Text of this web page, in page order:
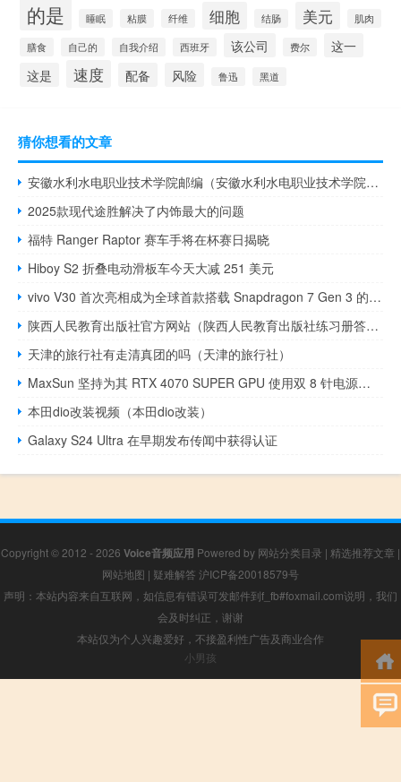
的是 睡眠 粘膜 纤维 细胞 结肠 美元 肌肉
膳食 自己的 自我介绍 西班牙 该公司 费尔
这一
这是
速度 配备 风险 鲁迅 黑道
猜你想看的文章
安徽水利水电职业技术学院邮编（安徽水利水电职业技术学院分数线）
2025款现代途胜解决了内饰最大的问题
福特 Ranger Raptor 赛车手将在杯赛日揭晓
Hiboy S2 折叠电动滑板车今天大减 251 美元
vivo V30 首次亮相成为全球首款搭载 Snapdragon 7 Gen 3 的智能手机
陕西人民教育出版社官方网站（陕西人民教育出版社练习册答案）
天津的旅行社有走清真团的吗（天津的旅行社）
MaxSun 坚持为其 RTX 4070 SUPER GPU 使用双 8 针电源连接器
本田dio改装视频（本田dio改装）
Galaxy S24 Ultra 在早期发布传闻中获得认证
Copyright © 2012 - 2026 Voice音频应用 Powered by 网站分类目录 | 精选推荐文章 |
网站地图 | 疑难解答 沪ICP备20018579号
声明：本站内容来自互联网，如信息有错误可发邮件到f_fb#foxmail.com说明，我们
会及时纠正，谢谢
本站仅为个人兴趣爱好，不接盈利性广告及商业合作
小男孩